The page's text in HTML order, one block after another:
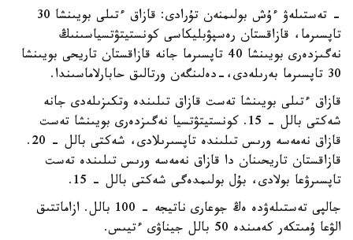
- تەستىلەۋ ءۇش بولىمنەن تۇرادى: قازاق ءتىلى بويىنشا 30
تاپسىرما، قازاقستان رەسپۋبليكاسى كونستيتۋتسياسىنىڭ
نەگىزدەرى بويىنشا 40 تاپسىرما جانە قازاقستان تاريحى بويىنشا
30 تاپسىرما بەرىلەدى،-دەلىنگەن ورتالىق حابارلاماسىندا.
قازاق ءتىلى بويىنشا تەست قازاق تىلىندە وتكىزىلەدى جانە
شەكتى بالل - 15. كونستيتۋتسيا نەگىزدەرى بويىنشا تەست
قازاق نەمەسە ورىس تىلىندە تاپسىرىلادى، شەكتى بالل - 20.
قازاقستان تاريحىنان دا قازاق نەمەسە ورىس تىلىندە تەست
تاپسىرۋعا بولادى، بۇل بولىمدەگى شەكتى بالل - 15.
جالپى تەستىلەۋدە ەڭ جوعارى ناتيجە - 100 بالل. ازاماتتىق
الۋعا ۇمىتكەر كەمىندە 50 بالل جيناۋى ءتيىس.